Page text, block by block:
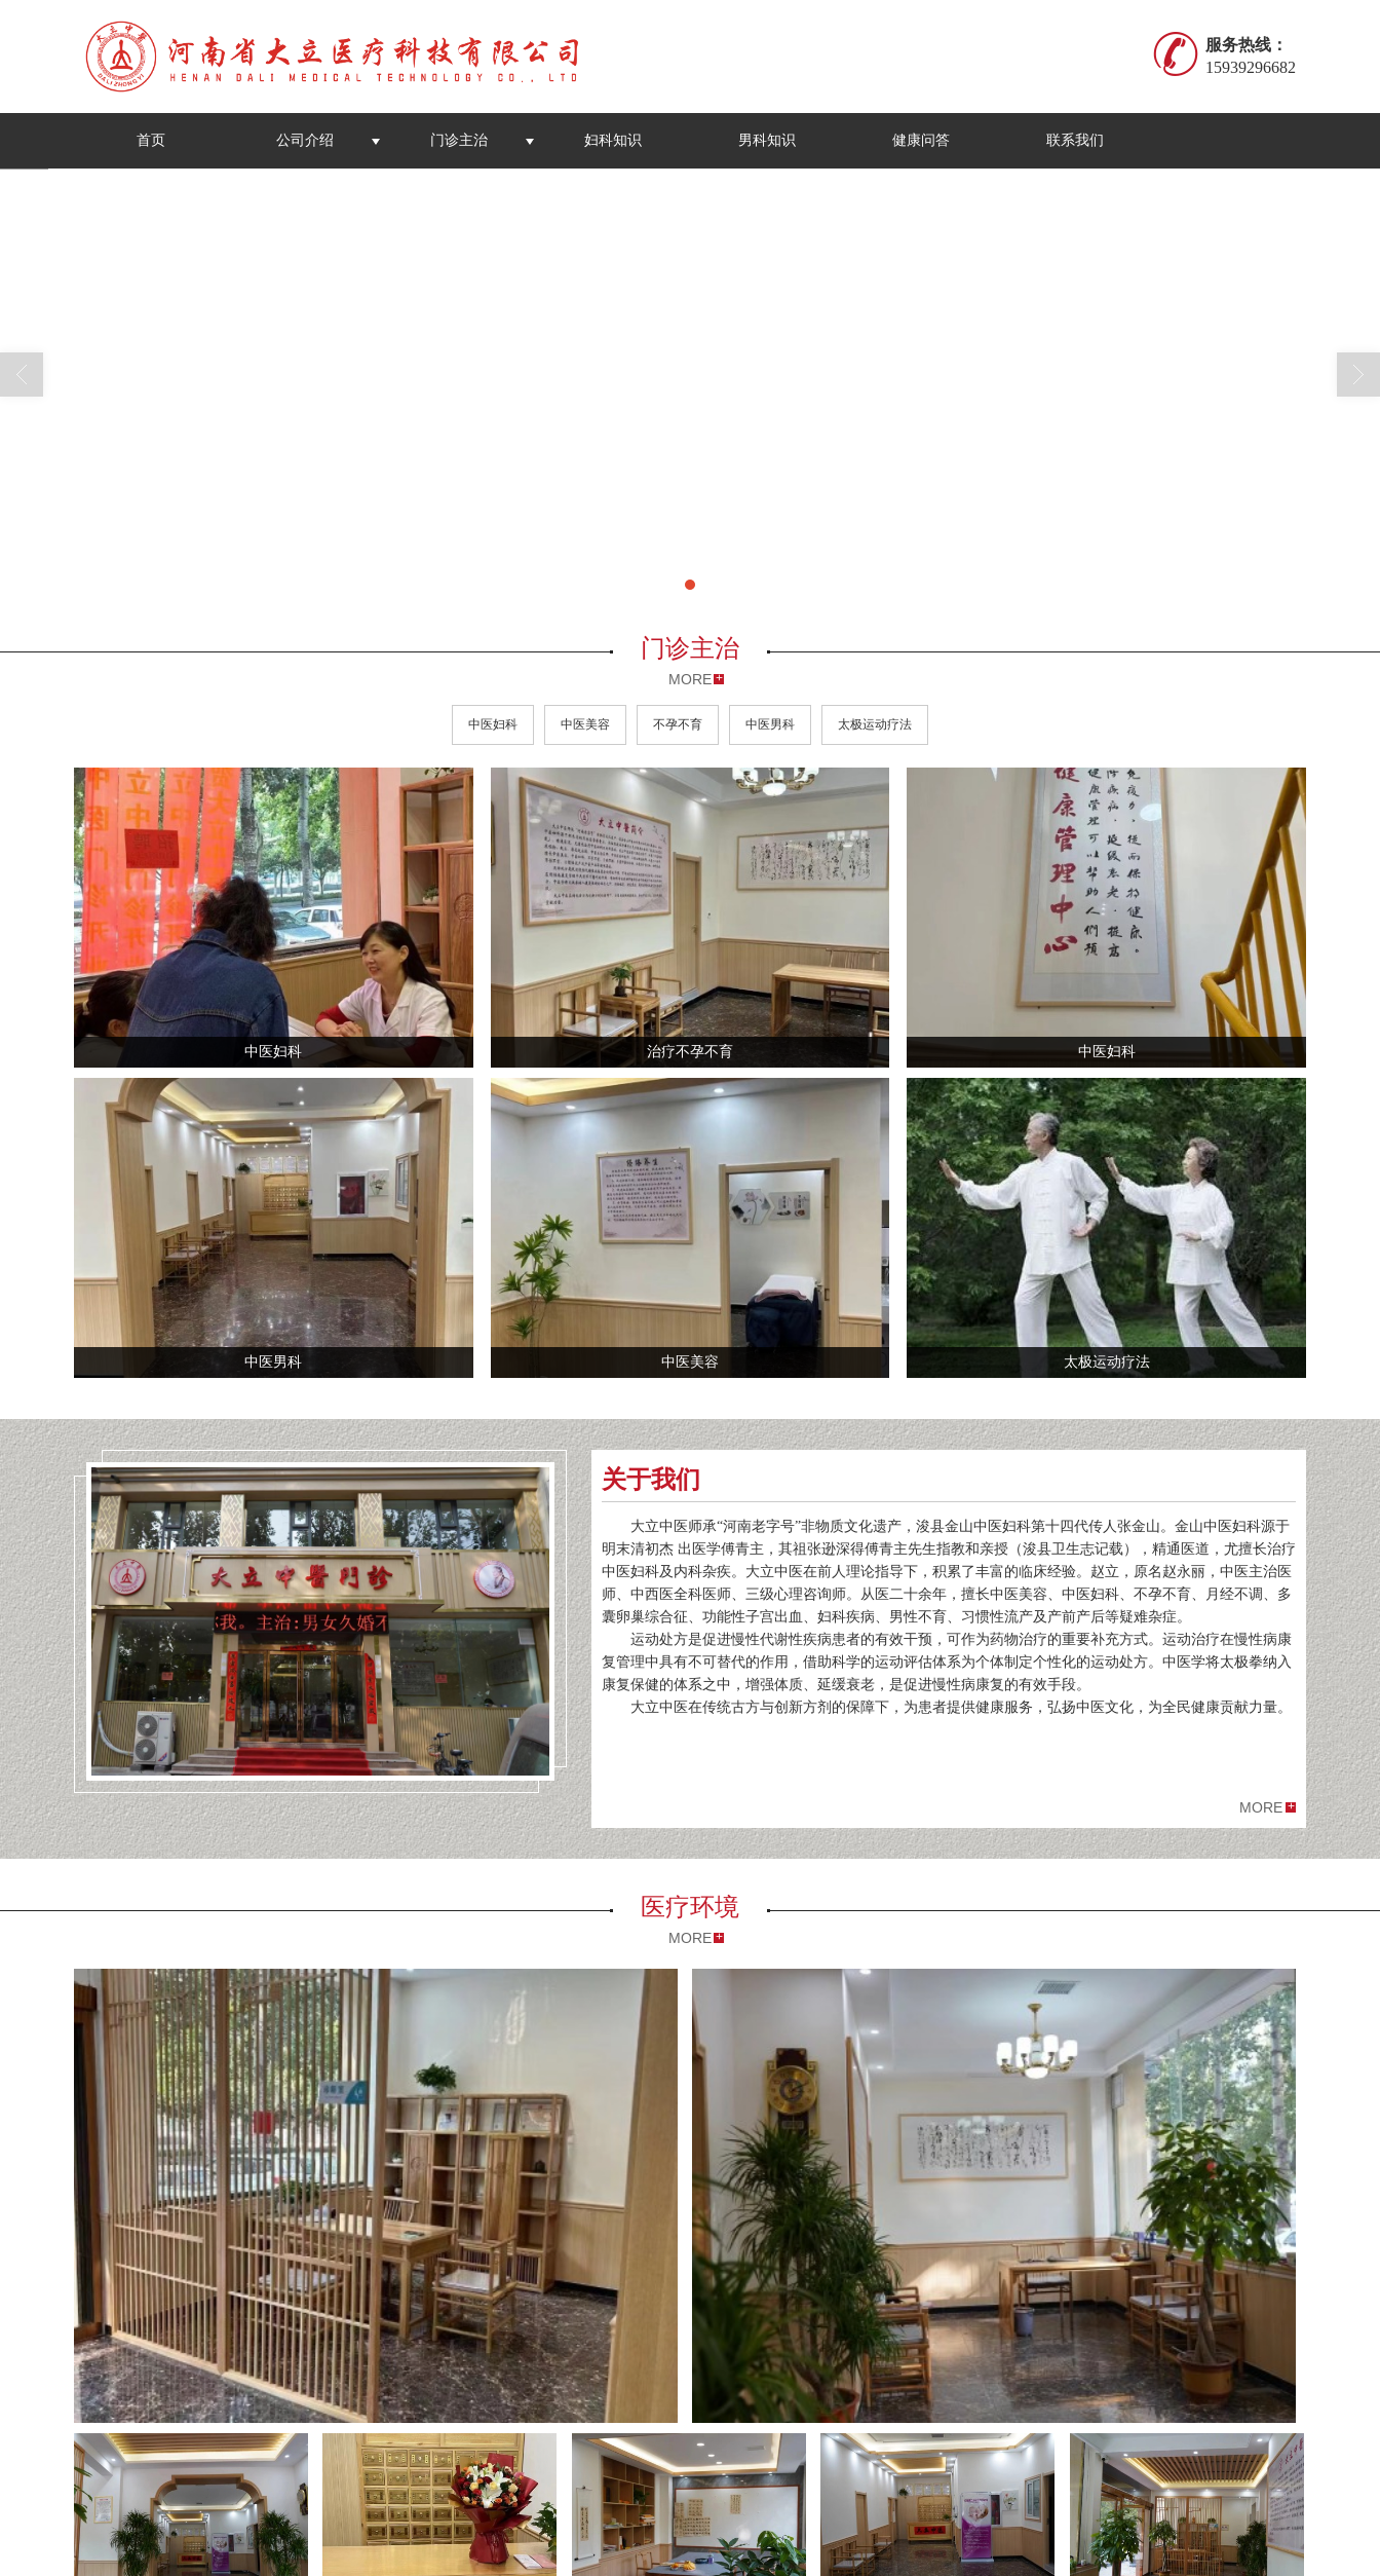
服务热线：
15939296682
首页 公司介绍 门诊主治 妇科知识 男科知识 健康问答 联系我们
门诊主治
MORE
中医妇科 中医美容 不孕不育 中医男科 太极运动疗法
中医妇科 治疗不孕不育 中医妇科
中医男科 中医美容 太极运动疗法
关于我们
大立中医师承“河南老字号”非物质文化遗产，浚县金山中医妇科第十四代传人张金山。金山中医妇科源于
明末清初杰 出医学傅青主，其祖张逊深得傅青主先生指教和亲授（浚县卫生志记载），精通医道，尤擅长治疗
中医妇科及内科杂疾。大立中医在前人理论指导下，积累了丰富的临床经验。赵立，原名赵永丽，中医主治医
师、中西医全科医师、三级心理咨询师。从医二十余年，擅长中医美容、中医妇科、不孕不育、月经不调、多
囊卵巢综合征、功能性子宫出血、妇科疾病、男性不育、习惯性流产及产前产后等疑难杂症。
运动处方是促进慢性代谢性疾病患者的有效干预，可作为药物治疗的重要补充方式。运动治疗在慢性病康
复管理中具有不可替代的作用，借助科学的运动评估体系为个体制定个性化的运动处方。中医学将太极拳纳入
康复保健的体系之中，增强体质、延缓衰老，是促进慢性病康复的有效手段。
大立中医在传统古方与创新方剂的保障下，为患者提供健康服务，弘扬中医文化，为全民健康贡献力量。
MORE
医疗环境
MORE
医疗环境 医疗环境